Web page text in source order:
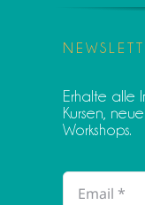
Erhalte alle
Kursen,
Workshops.